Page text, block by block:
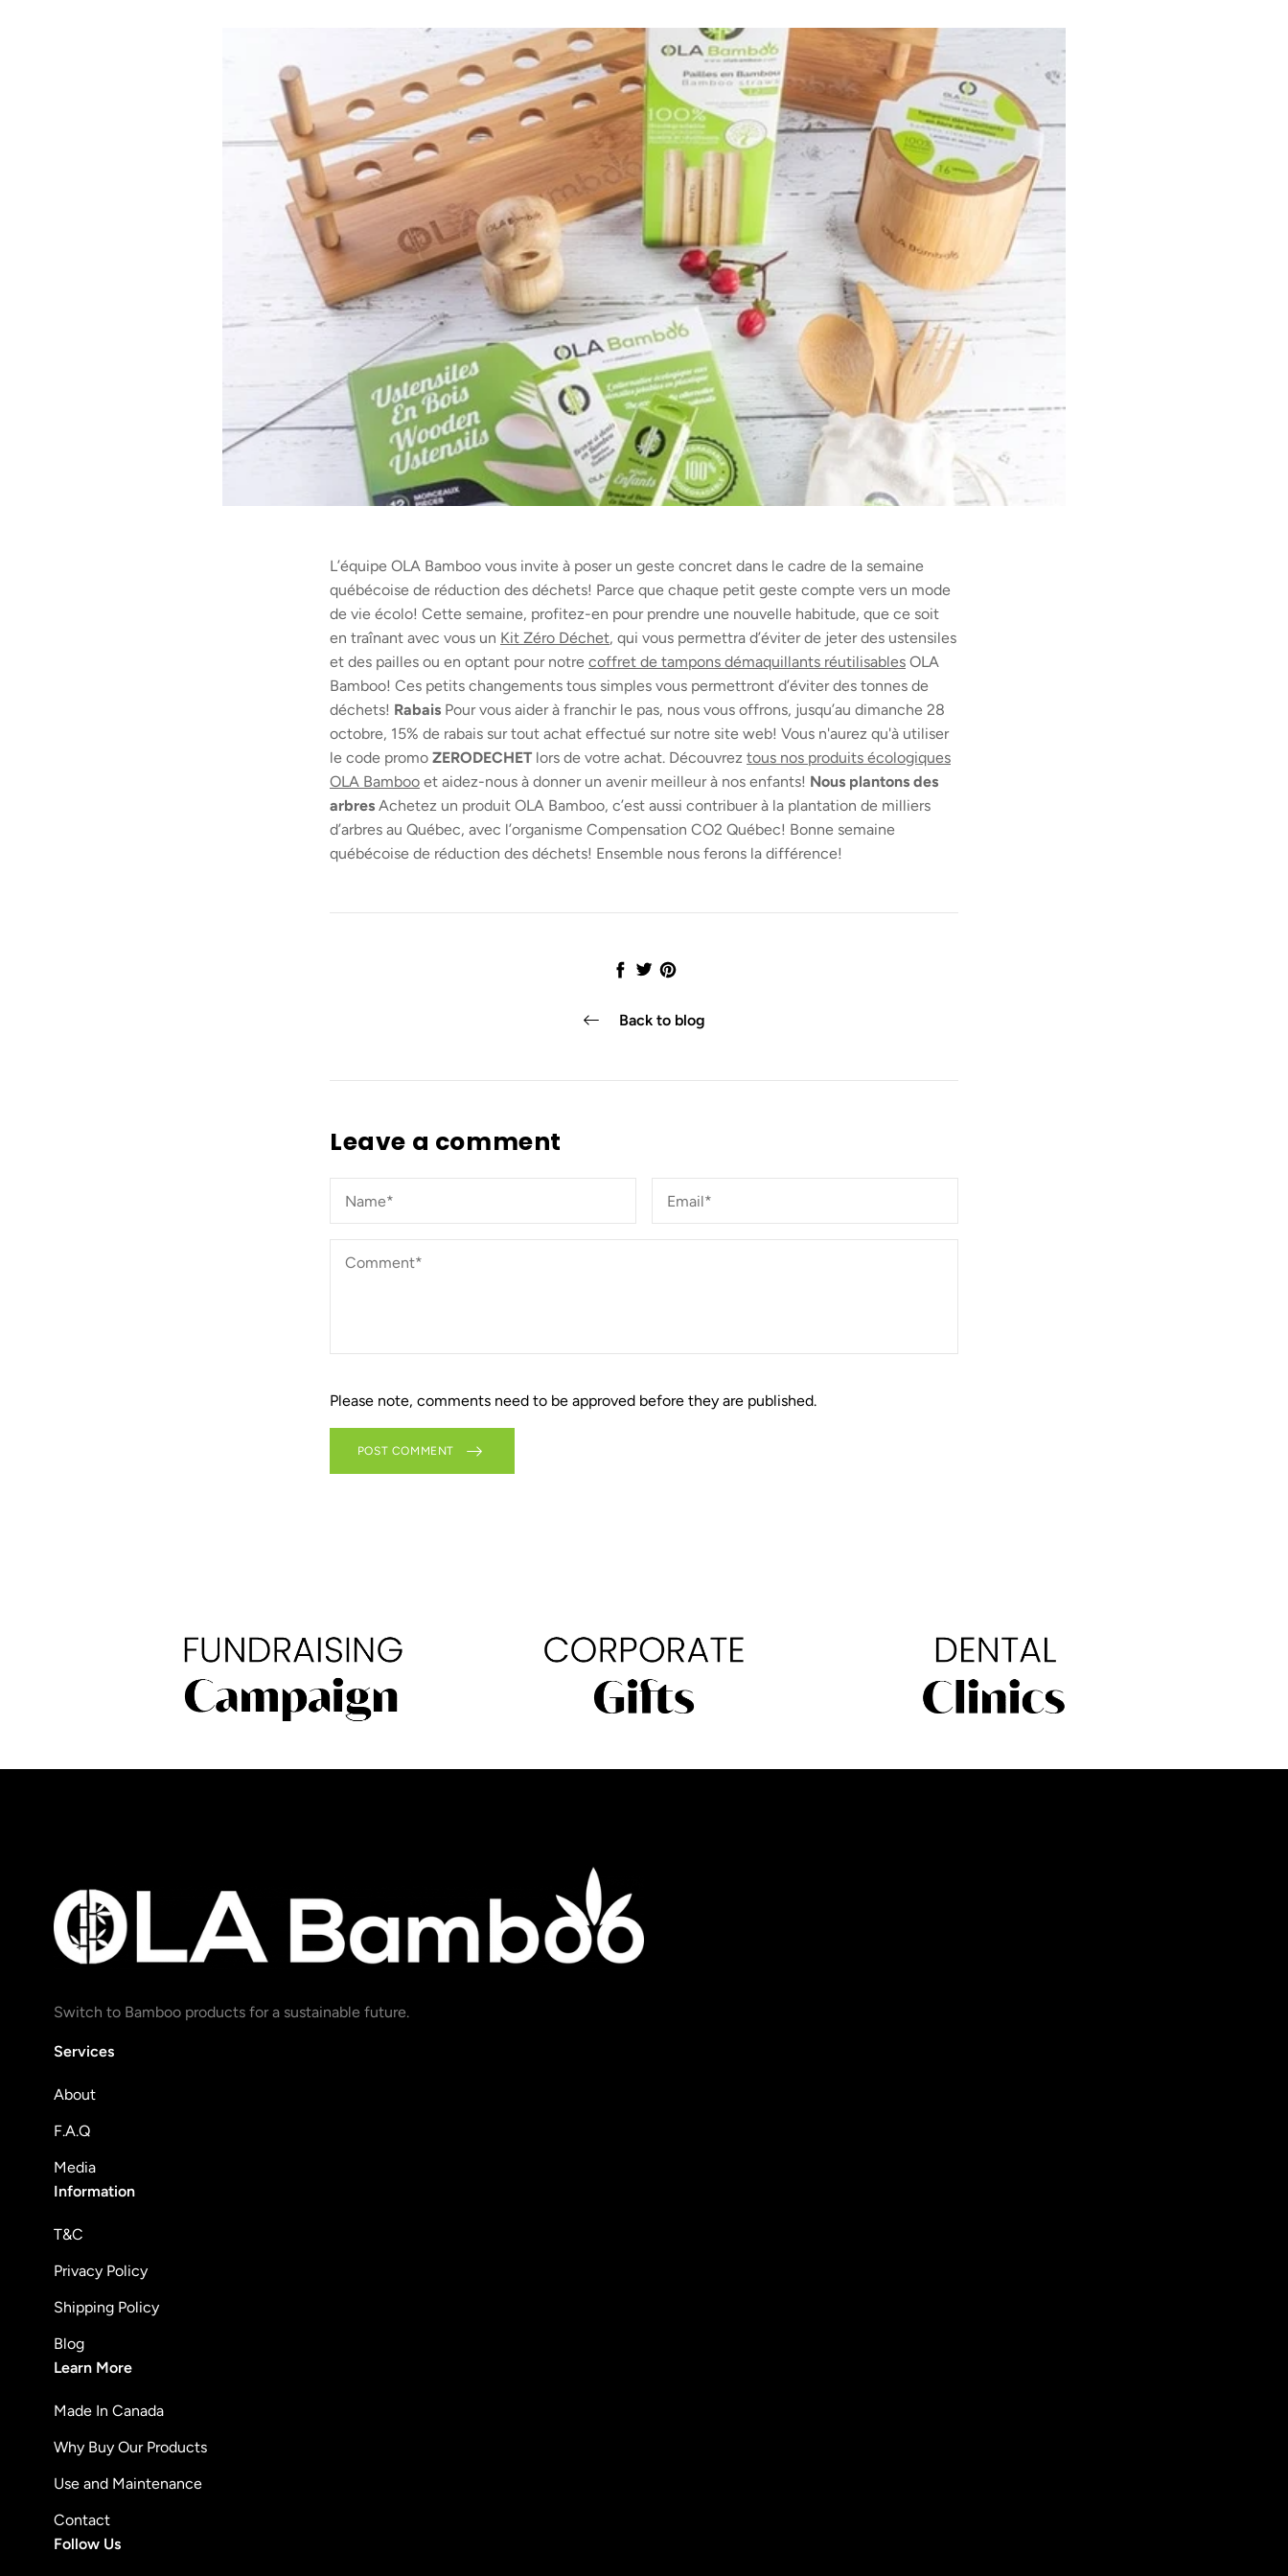
L’équipe OLA Bamboo vous invite à poser un geste concret dans le cadre de la semaine
québécoise de réduction des déchets! Parce que chaque petit geste compte vers un mode
de vie écolo! Cette semaine, profitez-en pour prendre une nouvelle habitude, que ce soit
en traînant avec vous un Kit Zéro Déchet, qui vous permettra d’éviter de jeter des ustensiles
et des pailles ou en optant pour notre coffret de tampons démaquillants réutilisables OLA
Bamboo! Ces petits changements tous simples vous permettront d’éviter des tonnes de
déchets! Rabais Pour vous aider à franchir le pas, nous vous offrons, jusqu’au dimanche 28
octobre, 15% de rabais sur tout achat effectué sur notre site web! Vous n'aurez qu'à utiliser
le code promo ZERODECHET lors de votre achat. Découvrez tous nos produits écologiques
OLA Bamboo et aidez-nous à donner un avenir meilleur à nos enfants! Nous plantons des
arbres Achetez un produit OLA Bamboo, c’est aussi contribuer à la plantation de milliers
d’arbres au Québec, avec l’organisme Compensation CO2 Québec! Bonne semaine
québécoise de réduction des déchets! Ensemble nous ferons la différence!
ShareTweet
Pin
Back to blog
Leave a comment
Please note, comments need to be approved before they are published.
POST COMMENT
Switch to Bamboo products for a sustainable future.
Services
About
F.A.Q
Media
Information
T&C
Privacy Policy
Shipping Policy
Blog
Learn More
Made In Canada
Why Buy Our Products
Use and Maintenance
Contact
Follow Us